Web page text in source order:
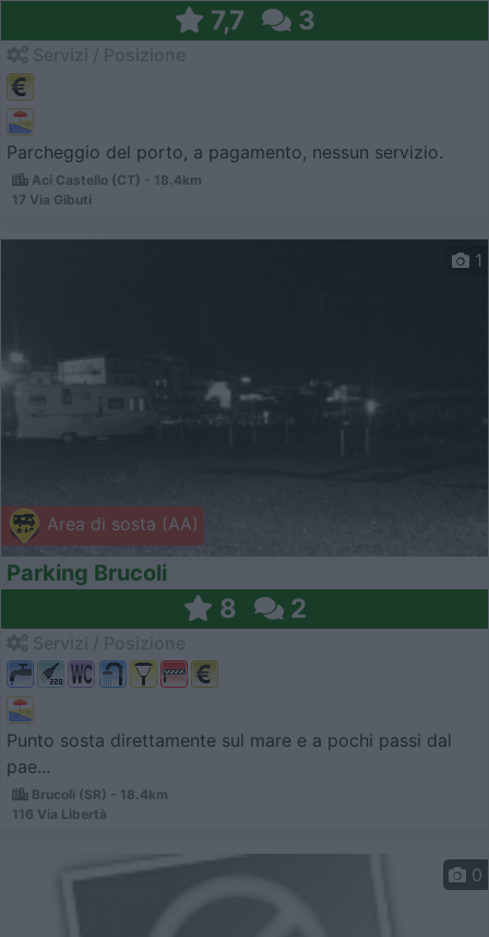
7,7 3
Parcheggio del porto, a pagamento, nessun servizio.
Aci Castello (CT) - 18.4km
17 Via Gibuti
Area di sosta (AA)
1
Parking Brucoli
8 2
Punto sosta direttamente sul mare e a pochi passi dal
pae...
Brucoli (SR) - 18.4km
116 Via Libertà
0